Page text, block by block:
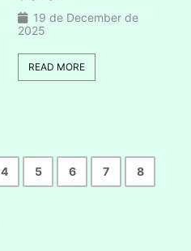
19 de December de
2025
READ MORE
4 5 6 7 8